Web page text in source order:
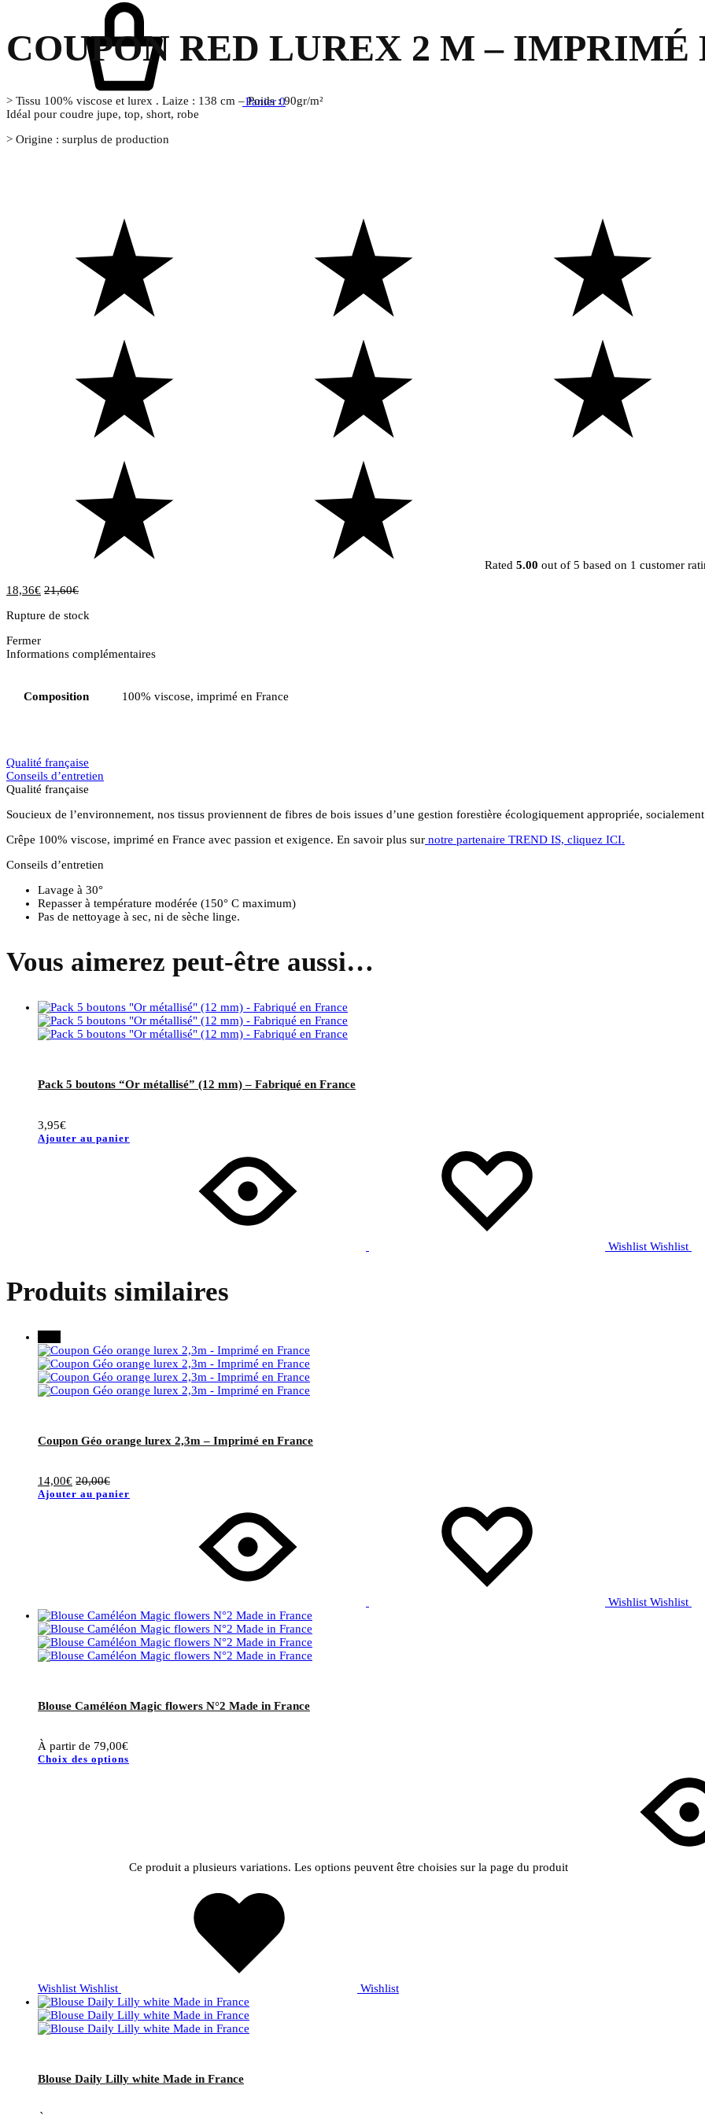
Panier 0
COUPON RED LUREX 2 M – IMPRIMÉ
> Tissu 100% viscose et lurex . Laize : 138 cm – Poids : 90gr/m²
Idéal pour coudre jupe, top, short, robe
> Origine : surplus de production
Rated 5.00 out of 5 based on 1 customer
18,36€ 21,60€
Rupture de stock
Fermer
Informations complémentaires
Composition 100% viscose, imprimé en France
Qualité française
Conseils d’entretien
Qualité française
Soucieux de l’environnement, nos tissus proviennent de fibres de bois issues d’une gestion forestière écologiquement appropriée,
Crêpe 100% viscose, imprimé en France avec passion et exigence. En savoir plus sur notre partenaire TREND IS, cliquez ICI.
Conseils d’entretien
Lavage à 30°
Repasser à température modérée (150° C maximum)
Pas de nettoyage à sec, ni de sèche linge.
Vous aimerez peut-être aussi…
Pack 5 boutons “Or métallisé” (12 mm) – Fabriqué en France
3,95€
Ajouter au panier
Wishlist Wishlist
Produits similaires
Coupon Géo orange lurex 2,3m – Imprimé en France
14,00€ 20,00€
Ajouter au panier
Wishlist Wishlist
Blouse Caméléon Magic flowers N°2 Made in France
À partir de 79,00€
Choix des options
Ce produit a plusieurs variations. Les options peuvent être choisies sur la page du produit
Wishlist Wishlist Wishlist
Blouse Daily Lilly white Made in France